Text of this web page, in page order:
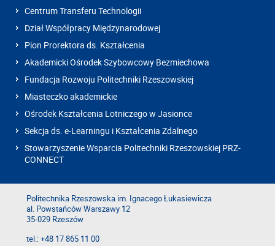
Centrum Transferu Technologii
Dział Współpracy Międzynarodowej
Pion Prorektora ds. Kształcenia
Akademicki Ośrodek Szybowcowy Bezmiechowa
Fundacja Rozwoju Politechniki Rzeszowskiej
Miasteczko akademickie
Ośrodek Kształcenia Lotniczego w Jasionce
Sekcja ds. e-Learningu i Kształcenia Zdalnego
Stowarzyszenie Wsparcia Politechniki Rzeszowskiej PRZ-
CONNECT
Politechnika Rzeszowska im. Ignacego Łukasiewicza
al. Powstańców Warszawy 12
35-029 Rzeszów
tel.: +48 17 865 11 00